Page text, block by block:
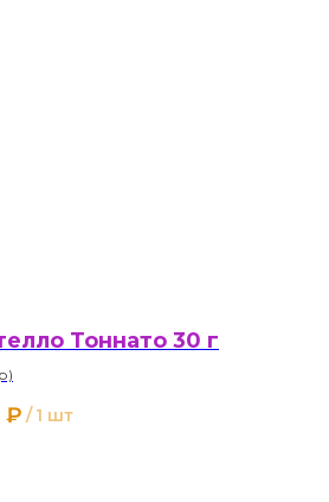
Тоннато 30 г
₽ / 1 шт